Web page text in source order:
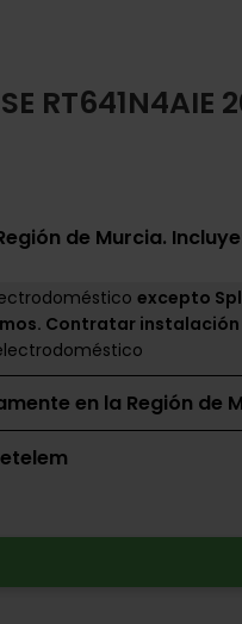
RT641N4AIE
de Murcia.
excepto
Contratar
en la Región de